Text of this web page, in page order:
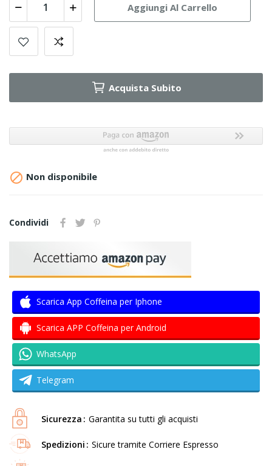
Aggiungi Al Carrello
Acquista Subito
 Non disponibile
Condividi
Scarica App Coffeina per Iphone
Scarica APP Coffeina per Android
WhatsApp
Telegram
Sicurezza Garantita su tutti gli acquisti
Spedizioni Sicure tramite Corriere Espresso